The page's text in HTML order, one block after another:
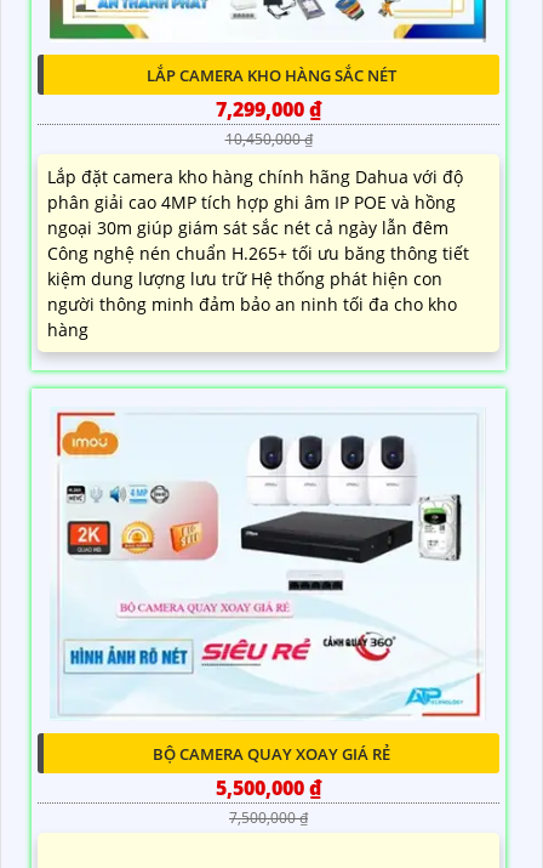
LẮP CAMERA KHO HÀNG SẮC NÉT
7,299,000 ₫
10,450,000 ₫
Lắp đặt camera kho hàng chính hãng Dahua với độ
phân giải cao 4MP tích hợp ghi âm IP POE và hồng
ngoại 30m giúp giám sát sắc nét cả ngày lẫn đêm
Công nghệ nén chuẩn H.265+ tối ưu băng thông tiết
kiệm dung lượng lưu trữ Hệ thống phát hiện con
người thông minh đảm bảo an ninh tối đa cho kho
hàng
BỘ CAMERA QUAY XOAY GIÁ RẺ
5,500,000 ₫
7,500,000 ₫